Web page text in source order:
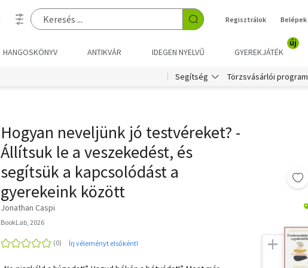
Regisztrálok Belépek
HANGOSKÖNYV ANTIKVÁR IDEGEN NYELVŰ GYEREKJÁTÉK
új
Segítség Törzsvásárlói program
Hogyan neveljünk jó testvéreket? -
Állítsuk le a veszekedést, és
segítsük a kapcsolódást a
gyerekeink között
Jonathan Caspi
BookLab, 2026
Írj véleményt elsőként!